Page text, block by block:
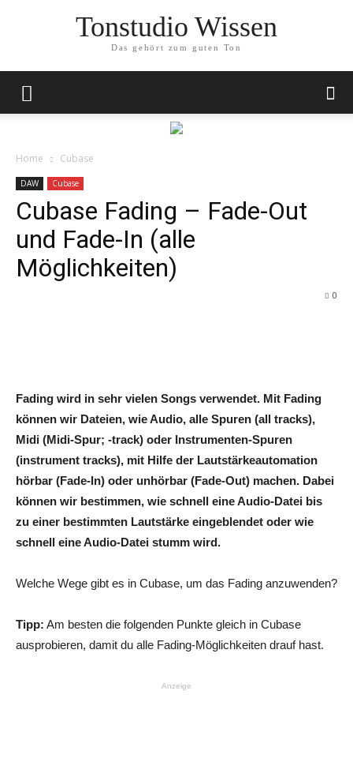
Tonstudio Wissen
Das gehört zum guten Ton
Home Cubase
DAW Cubase
Cubase Fading – Fade-Out
und Fade-In (alle
Möglichkeiten)
0
Fading wird in sehr vielen Songs verwendet. Mit Fading
können wir Dateien, wie Audio, alle Spuren (all tracks),
Midi (Midi-Spur; -track) oder Instrumenten-Spuren
(instrument tracks), mit Hilfe der Lautstärkeautomation
hörbar (Fade-In) oder unhörbar (Fade-Out) machen. Dabei
können wir bestimmen, wie schnell eine Audio-Datei bis
zu einer bestimmten Lautstärke eingeblendet oder wie
schnell eine Audio-Datei stumm wird.
Welche Wege gibt es in Cubase, um das Fading anzuwenden?
Tipp: Am besten die folgenden Punkte gleich in Cubase
ausprobieren, damit du alle Fading-Möglichkeiten drauf hast.
Anzeige